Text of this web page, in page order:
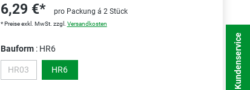
6,29 €* pro Packung á 2 Stück
* Preise exkl. MwSt. zzgl. Versandkosten
Bauform : HR6
HR03(Diese Option ist zurzeit nicht verfügbar.)
HR6 Kundenservice